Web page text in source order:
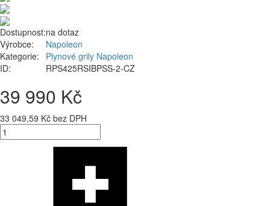
Dostupnost:na dotaz
Výrobce:
Napoleon
Kategorie:
Plynové grily Napoleon
ID:
RPS425RSIBPSS-2-CZ
39 990 Kč
33 049,59 Kč bez DPH